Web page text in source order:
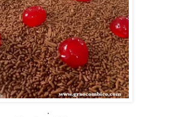
.